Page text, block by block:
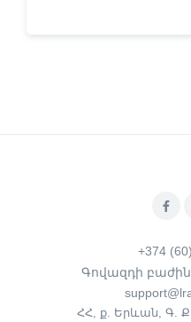
+374
Գովազդի բաժին
ՀՀ, ք. Երևան, Գ.